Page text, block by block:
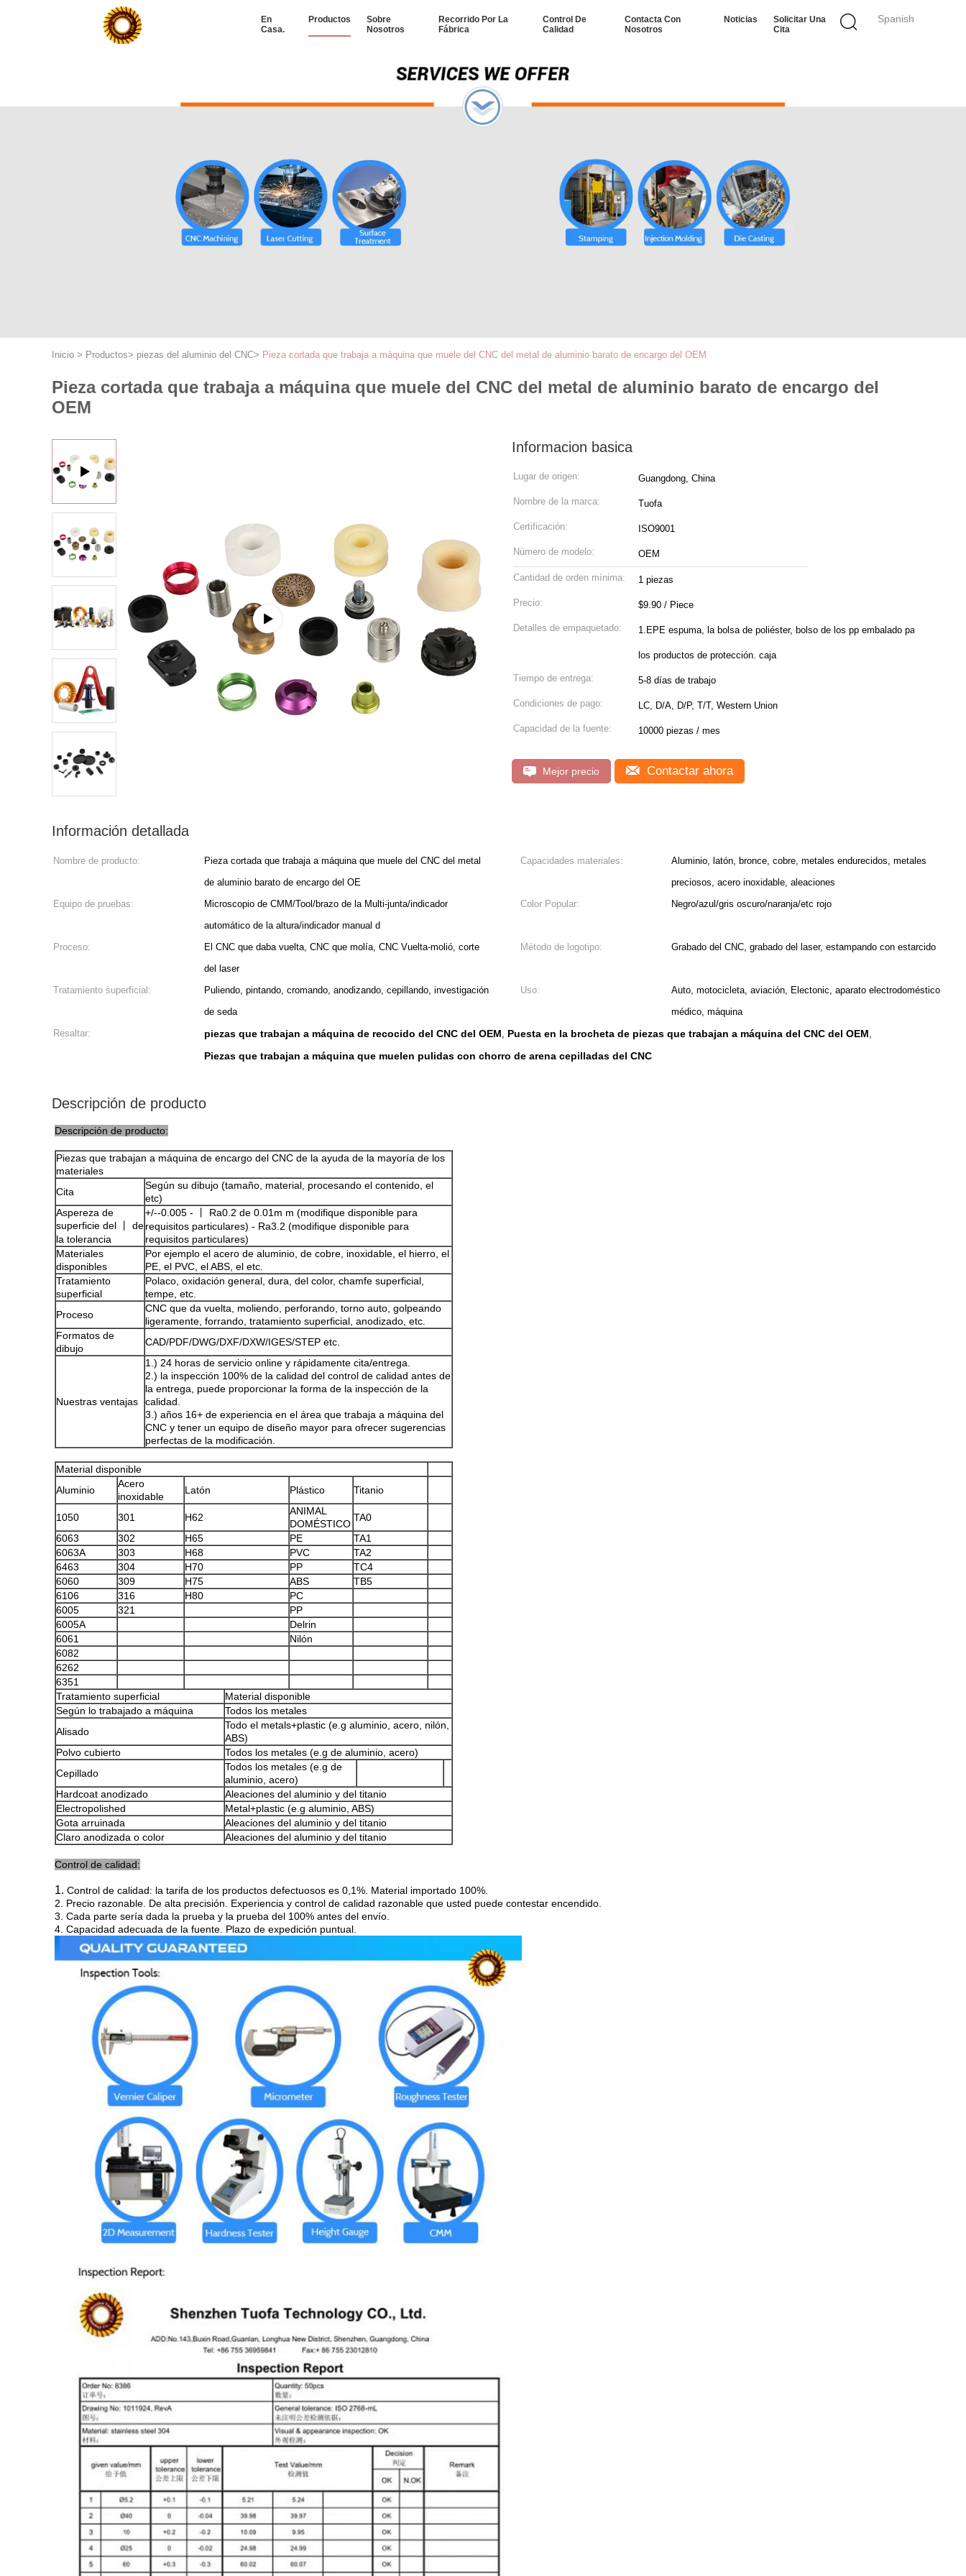
Spanish
En
Casa.
Productos
Sobre
Nosotros
Recorrido Por La
Fábrica
Control De
Calidad
Contacta Con
Nosotros
Noticias
Solicitar Una
Cita
Inicio > Productos> piezas del aluminio del CNC> Pieza cortada que trabaja a máquina que muele del CNC del metal de aluminio barato de encargo del OEM
Pieza cortada que trabaja a máquina que muele del CNC del metal de aluminio barato de encargo del
OEM
Informacion basica
Lugar de origen: Guangdong, China
Nombre de la marca: Tuofa
Certificación: ISO9001
Número de modelo: OEM
Cantidad de orden mínima: 1 piezas
Precio: $9.90 / Piece
Detalles de empaquetado: 1.EPE espuma, la bolsa de poliéster, bolso de los pp embalado para
los productos de protección. caja
Tiempo de entrega: 5-8 días de trabajo
Condiciones de pago: LC, D/A, D/P, T/T, Western Union
Capacidad de la fuente: 10000 piezas / mes
Mejor precio Contactar ahora
Información detallada
Nombre de producto:
Pieza cortada que trabaja a máquina que muele del CNC del metal
de aluminio barato de encargo del OE
Capacidades materiales:
Aluminio, latón, bronce, cobre, metales endurecidos, metales
preciosos, acero inoxidable, aleaciones
Equipo de pruebas:
Microscopio de CMM/Tool/brazo de la Multi-junta/indicador
automático de la altura/indicador manual d
Color Popular: Negro/azul/gris oscuro/naranja/etc rojo
Proceso:
El CNC que daba vuelta, CNC que molía, CNC Vuelta-molió, corte
del laser
Método de logotipo: Grabado del CNC, grabado del laser, estampando con estarcido
Tratamiento superficial:
Puliendo, pintando, cromando, anodizando, cepillando, investigación
de seda
Uso:
Auto, motocicleta, aviación, Electonic, aparato electrodoméstico
médico, máquina
Resaltar:
piezas que trabajan a máquina de recocido del CNC del OEM, Puesta en la brocheta de piezas que trabajan a máquina del CNC del OEM,
Piezas que trabajan a máquina que muelen pulidas con chorro de arena cepilladas del CNC
Descripción de producto
Descripción de producto:
Piezas que trabajan a máquina de encargo del CNC de la ayuda de la mayoría de los
materiales
Cita
Según su dibujo (tamaño, material, procesando el contenido, el
etc)
Aspereza de
superficie del 丨 de
la tolerancia
+/--0.005 - 丨 Ra0.2 de 0.01m m (modifique disponible para
requisitos particulares) - Ra3.2 (modifique disponible para
requisitos particulares)
Materiales
disponibles
Por ejemplo el acero de aluminio, de cobre, inoxidable, el hierro, el
PE, el PVC, el ABS, el etc.
Tratamiento
superficial
Polaco, oxidación general, dura, del color, chamfe superficial,
tempe, etc.
Proceso
CNC que da vuelta, moliendo, perforando, torno auto, golpeando
ligeramente, forrando, tratamiento superficial, anodizado, etc.
Formatos de
dibujo
CAD/PDF/DWG/DXF/DXW/IGES/STEP etc.
Nuestras ventajas
1.) 24 horas de servicio online y rápidamente cita/entrega.
2.) la inspección 100% de la calidad del control de calidad antes de
la entrega, puede proporcionar la forma de la inspección de la
calidad.
3.) años 16+ de experiencia en el área que trabaja a máquina del
CNC y tener un equipo de diseño mayor para ofrecer sugerencias
perfectas de la modificación.
Material disponible
Aluminio
Acero
inoxidable
Latón Plástico Titanio
1050 301 H62
ANIMAL
DOMÉSTICO
TA0
6063
302 H65 PE
TA1
6063A
303 H68 PVC
TA2
6463
304 H70 PP
TC4
6060
309 H75 ABS
TB5
6106
316 H80
PC
6005
321
PP
6005A
Delrin
6061
Nilón
6082
6262
6351
Tratamiento superficial
Material disponible
Según lo trabajado a máquina
Todos los metales
Alisado
Todo el metals+plastic (e.g aluminio, acero, nilón,
ABS)
Polvo cubierto
Todos los metales (e.g de aluminio, acero)
Cepillado
Todos los metales (e.g de
aluminio, acero)
Hardcoat anodizado
Aleaciones del aluminio y del titanio
Electropolished
Metal+plastic (e.g aluminio, ABS)
Gota arruinada
Aleaciones del aluminio y del titanio
Claro anodizada o color
Aleaciones del aluminio y del titanio
Control de calidad:
1. Control de calidad: la tarifa de los productos defectuosos es 0,1%. Material importado 100%.
2. Precio razonable. De alta precisión. Experiencia y control de calidad razonable que usted puede contestar encendido.
3. Cada parte sería dada la prueba y la prueba del 100% antes del envío.
4. Capacidad adecuada de la fuente. Plazo de expedición puntual.